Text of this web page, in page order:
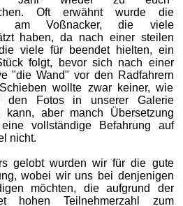
Oft erwähnt wurde die
am Voßnacker, die viele
haben, da nach einer steilen
viele für beendet hielten, ein
folgt, bevor sich nach einer
"die Wand" vor den Radfahrern
wollte zwar keiner, wie
den Fotos in unserer Galerie
kann, aber manch Übersetzung
vollständige Befahrung auf
nicht.
gelobt wurden wir für die gute
wobei wir uns bei denjenigen
möchten, die aufgrund der
hohen Teilnehmerzahl zum